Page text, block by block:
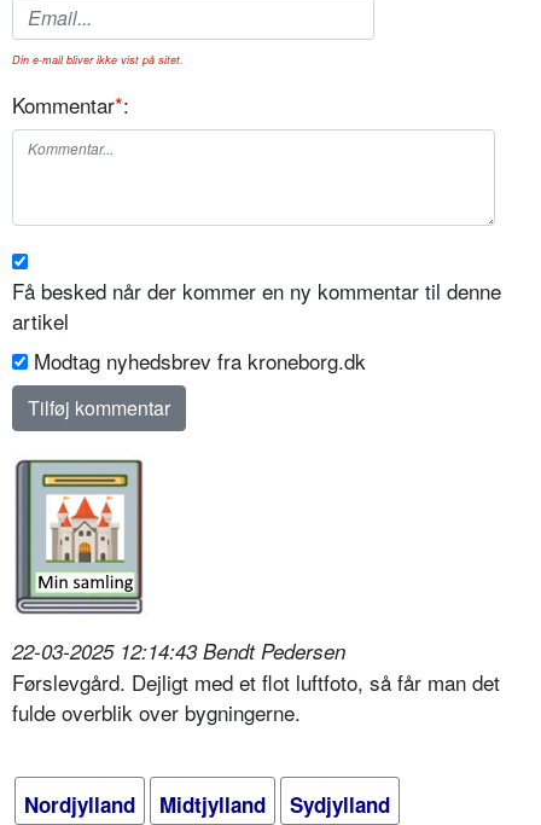
Din e-mail bliver ikke vist på sitet.
Kommentar*:
Få besked når der kommer en ny kommentar til denne
artikel
Modtag nyhedsbrev fra kroneborg.dk
22-03-2025 12:14:43 Bendt Pedersen
Førslevgård. Dejligt med et flot luftfoto, så får man det
fulde overblik over bygningerne.
Nordjylland Midtjylland Sydjylland